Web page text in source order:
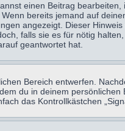
einen Beitrag bearbeiten,
bereits jemand auf
angezeigt. Dieser
falls sie es für nötig
geantwortet hat.
Bereich entwerfen.
du in deinem
das Kontrollkästchen